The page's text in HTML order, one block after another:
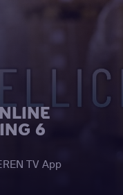
6
TV App